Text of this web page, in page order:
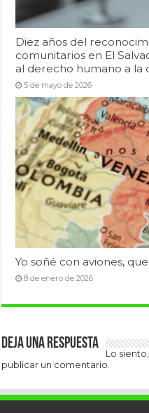
Diez años del
comunitarios en El
al derecho humano a la
5 de mayo de 2026
Yo soñé con aviones,
8 de enero de 2026
Deja una respuesta
Lo
publicar un comentario.